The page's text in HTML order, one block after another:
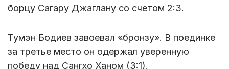
борцу Сагару Джаглану со счетом 2:3.
Тумэн Бодиев завоевал «бронзу». В поединке
за третье место он одержал уверенную
победу над Сангхо Ханом (3:1).